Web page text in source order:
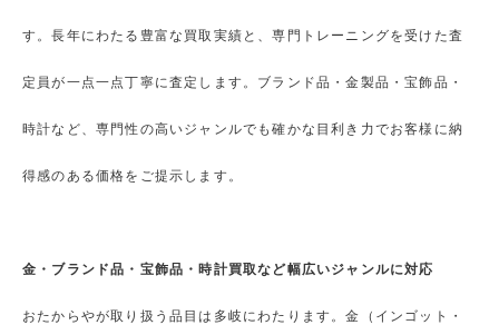
す。長年にわたる豊富な買取実績と、専門トレーニングを受けた査
定員が一点一点丁寧に査定します。ブランド品・金製品・宝飾品・
時計など、専門性の高いジャンルでも確かな目利き力でお客様に納
得感のある価格をご提示します。
金・ブランド品・宝飾品・時計買取など幅広いジャンルに対応
おたからやが取り扱う品目は多岐にわたります。金（インゴット・